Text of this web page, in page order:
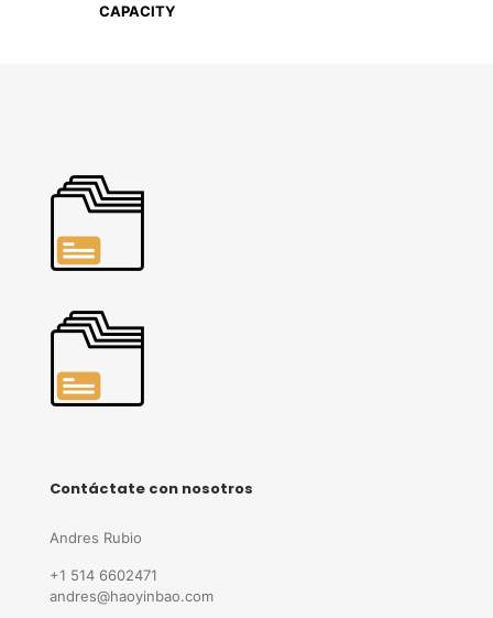
CAPACITY
Contáctate con nosotros
Andres Rubio
+1 514 6602471
andres@haoyinbao.com